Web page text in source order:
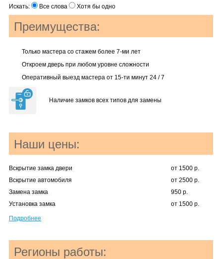
Искать: Все слова Хотя бы одно
Преимущества:
Только мастера со стажем более 7-ми лет
Откроем дверь при любом уровне сложности
Оперативный выезд мастера от 15-ти минут 24 / 7
Наличие замков всех типов для замены
Наши цены:
Вскрытие замка двери
от 1500 р.
Вскрытие автомобиля
от 2500 р.
Замена замка
950 р.
Установка замка
от 1500 р.
Подробнее
Регионы работы: